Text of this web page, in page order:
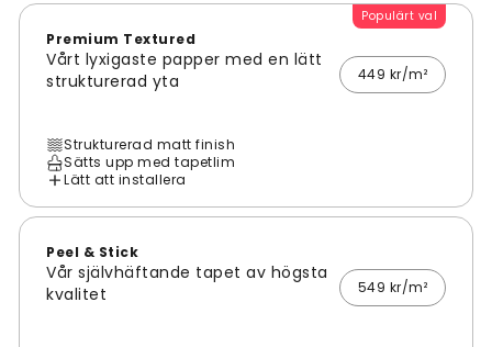
Populärt val
Premium Textured
Vårt lyxigaste papper med en lätt
strukturerad yta
449 kr/m²
Strukturerad matt finish
Sätts upp med tapetlim
Lätt att installera
Peel & Stick
Vår självhäftande tapet av högsta
kvalitet
549 kr/m²